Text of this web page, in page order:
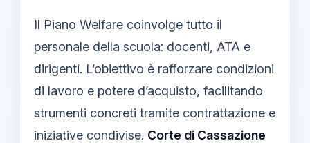
Il Piano Welfare coinvolge tutto il
personale della scuola: docenti, ATA e
dirigenti. L’obiettivo è rafforzare condizioni
di lavoro e potere d’acquisto, facilitando
strumenti concreti tramite contrattazione e
iniziative condivise. Corte di Cassazione